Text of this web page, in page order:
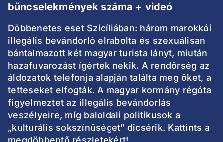
bűncselekmények száma + videó
Döbbenetes eset Szicíliában: három marokkói
illegális bevándorló elrabolta és szexuálisan
bántalmazott két magyar turista lányt, miután
hazafuvarozást ígértek nekik. A rendőrség az
áldozatok telefonja alapján találta meg őket, a
tetteseket elfogták. A magyar kormány régóta
figyelmeztet az illegális bevándorlás
veszélyeire, míg baloldali politikusok a
„kulturális sokszínűséget” dicsérik. Kattints a
megdöbbentő részletekért!